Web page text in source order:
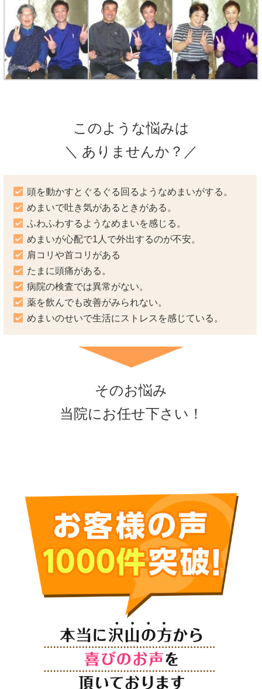
このような悩みは
＼ ありませんか？／
頭を動かすとぐるぐる回るようなめまいがする。
めまいで吐き気があるときがある。
ふわふわするようなめまいを感じる。
めまいが心配で1人で外出するのが不安。
肩コリや首コリがある
たまに頭痛がある。
病院の検査では異常がない。
薬を飲んでも改善がみられない。
めまいのせいで生活にストレスを感じている。
そのお悩み
当院にお任せ下さい！